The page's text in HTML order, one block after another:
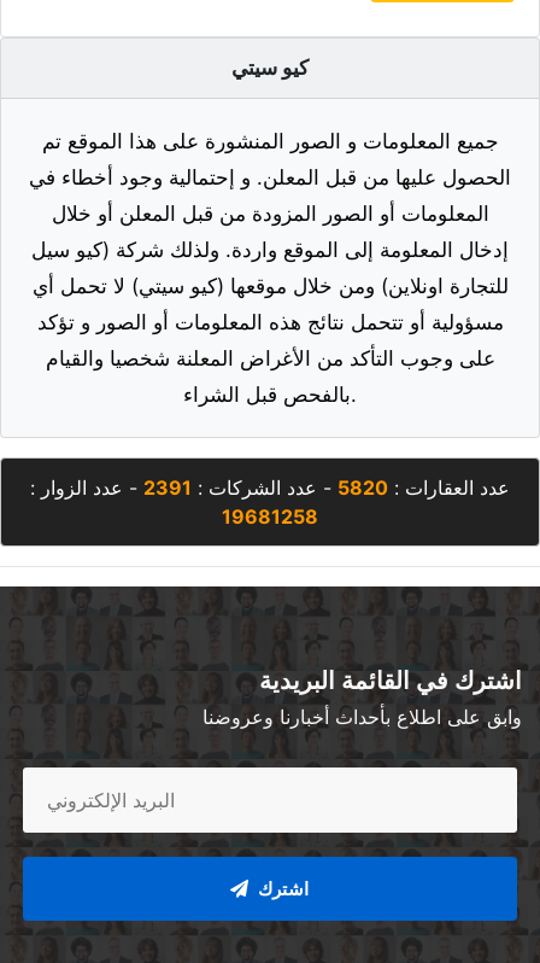
كيو سيتي
جميع المعلومات و الصور المنشورة على هذا الموقع تم
الحصول عليها من قبل المعلن. و إحتمالية وجود أخطاء في
المعلومات أو الصور المزودة من قبل المعلن أو خلال
إدخال المعلومة إلى الموقع واردة. ولذلك شركة (كيو سيل
للتجارة اونلاين) ومن خلال موقعها (كيو سيتي) لا تحمل أي
مسؤولية أو تتحمل نتائج هذه المعلومات أو الصور و تؤكد
على وجوب التأكد من الأغراض المعلنة شخصيا والقيام
بالفحص قبل الشراء.
عدد العقارات : 5820 - عدد الشركات : 2391 - عدد الزوار :
19681258
اشترك في القائمة البريدية
وابق على اطلاع بأحداث أخبارنا وعروضنا
اشترك